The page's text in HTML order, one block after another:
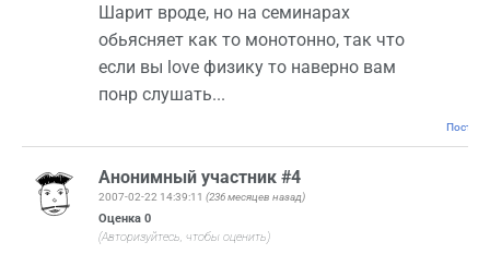
Шарит вроде, но на семинарах
обьясняет как то монотонно, так что
если вы love физику то наверно вам
понр слушать...
Анонимный участник #4
2007-02-22 14:39:11 (236 месяцев назад)
Оценка 0
(Авторизуйтесь, чтобы оценить)